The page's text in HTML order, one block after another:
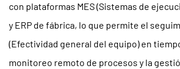
con plataformas MES (Sistemas de
y ERP de fábrica, lo que permite el
(Efectividad general del equipo) en
monitoreo remoto de procesos y la